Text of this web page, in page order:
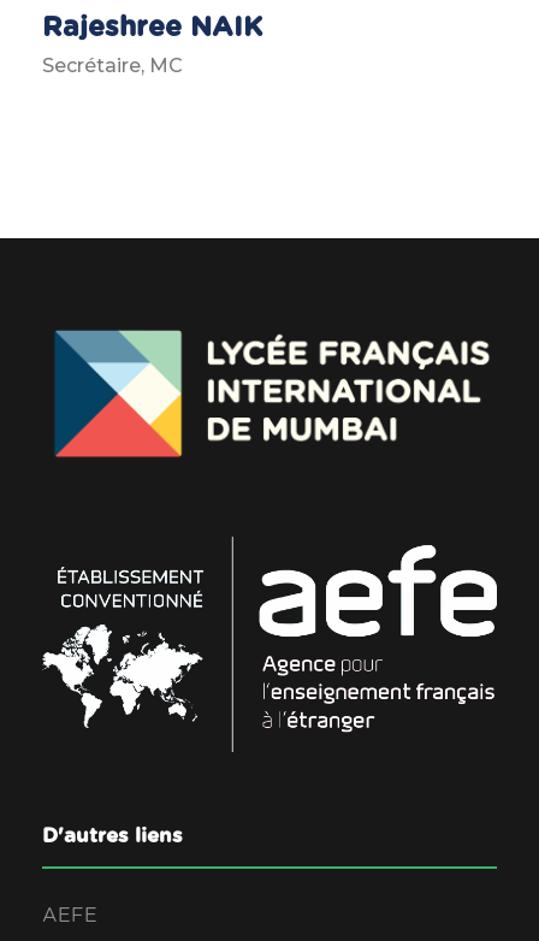
Rajeshree NAIK
Secrétaire, MC
D'autres liens
AEFE